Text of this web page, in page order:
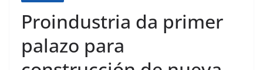
Proindustria da primer
palazo para